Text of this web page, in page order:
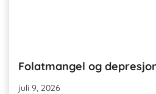
Folatmangel og
juli 9, 2026